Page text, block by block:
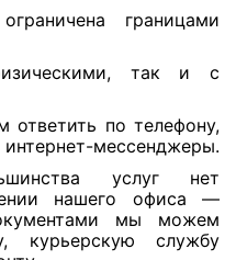
границами
так и с
по телефону,
интернет-мессенджеры.
услуг нет
нашего офиса —
мы можем
курьерскую службу